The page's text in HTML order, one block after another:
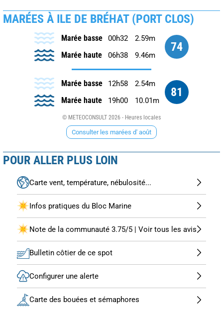
MARÉES À ILE DE BRÉHAT (PORT CLOS)
74
Marée basse 00h32 2.59m
Marée haute 06h38 9.46m
81
Marée basse 12h58 2.54m
Marée haute 19h00 10.01m
© METEOCONSULT 2026 - Heures locales
Consulter les marées d' août
POUR ALLER PLUS LOIN
Carte vent, température, nébulosité...
Infos pratiques du Bloc Marine
Note de la communauté 3.75/5 | Voir tous les avis
Bulletin côtier de ce spot
Configurer une alerte
Carte des bouées et sémaphores